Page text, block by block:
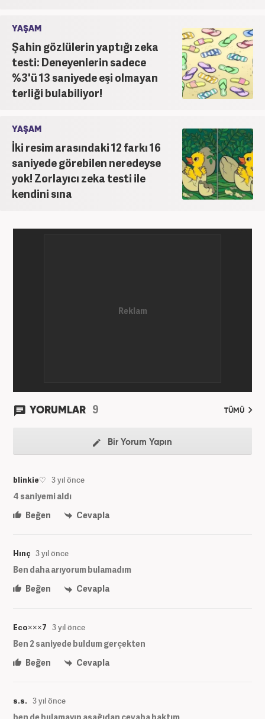
YAŞAM
Şahin gözlülerin yaptığı zeka
testi: Deneyenlerin sadece
%3'ü 13 saniyede eşi olmayan
terliği bulabiliyor!
YAŞAM
İki resim arasındaki 12 farkı 16
saniyede görebilen neredeyse
yok! Zorlayıcı zeka testi ile
kendini sına
YORUMLAR 9 TÜMÜ
Bir Yorum Yapın
blinkie♡ 3 yıl önce
4 saniyemi aldı
Beğen
Cevapla
Hınç 3 yıl önce
Ben daha arıyorum bulamadım
Beğen
Cevapla
Eco×××7 3 yıl önce
Ben 2 saniyede buldum gerçekten
Beğen
Cevapla
s.s. 3 yıl önce